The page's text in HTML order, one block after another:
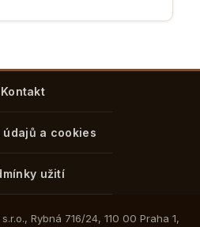
Kontakt
údajů a cookies
užití
Rybná 716/24, 110 00 Praha 1,